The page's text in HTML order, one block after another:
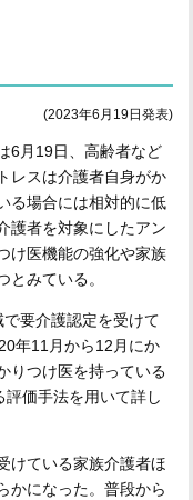
(2023年6月19日発表)
6月19日、高齢者など
レスは介護者自身がか
る場合には相対的に低
護者を対象にしたアン
け医機能の強化や家族
みている。
要介護認定を受けて
年11月から12月にか
りつけ医を持っている
価手法を用いて詳し
けている家族介護者ほ
かになった。普段から